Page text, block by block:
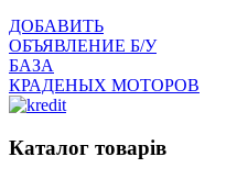
ДОБАВИТЬ
ОБЪЯВЛЕНИЕ Б/У
БАЗА
КРАДЕНЫХ МОТОРОВ
Каталог товарів